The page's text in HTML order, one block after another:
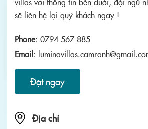
sẽ liên hệ lại quý khách ngay !
Đặt ngay
Phone: 0794 567 885
Email:
Địa chỉ